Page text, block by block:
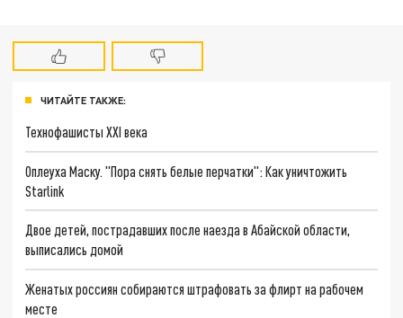
ЧИТАЙТЕ ТАКЖЕ:
Технофашисты XXI века
Оплеуха Маску. "Пора снять белые перчатки": Как уничтожить
Starlink
Двое детей, пострадавших после наезда в Абайской области,
выписались домой
Женатых россиян собираются штрафовать за флирт на рабочем
месте